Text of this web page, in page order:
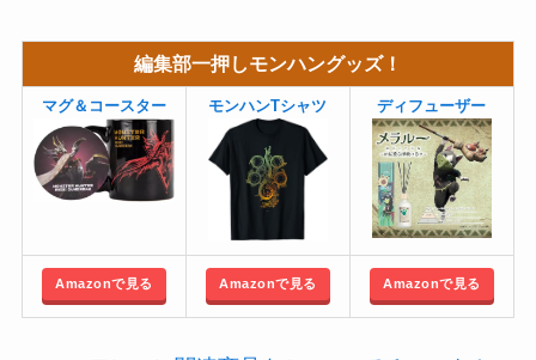
編集部一押しモンハングッズ！
マグ＆コースター モンハンTシャツ ディフューザー
Amazonで見る Amazonで見る Amazonで見る